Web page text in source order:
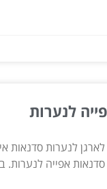
לנערות
לנערות סדנאות
אפייה לנערות.